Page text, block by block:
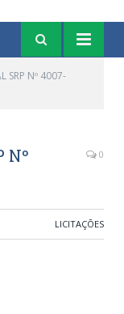
SRP Nº 4007-
Nº
0
LICITAÇÕES